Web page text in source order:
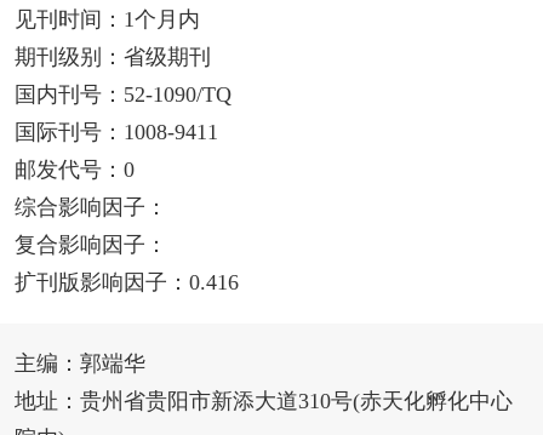
见刊时间：1个月内
期刊级别：省级期刊
国内刊号：52-1090/TQ
国际刊号：1008-9411
邮发代号：0
综合影响因子：
复合影响因子：
扩刊版影响因子：0.416
主编：郭端华
地址：贵州省贵阳市新添大道310号(赤天化孵化中心